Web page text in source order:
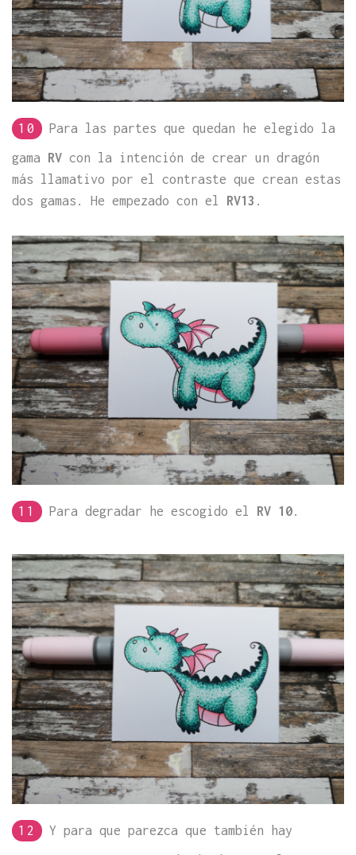
10 Para las partes que quedan he elegido la
gama RV con la intención de crear un dragón
más llamativo por el contraste que crean estas
dos gamas. He empezado con el RV13 .
11 Para degradar he escogido el RV 10.
12 Y para que parezca que también hay